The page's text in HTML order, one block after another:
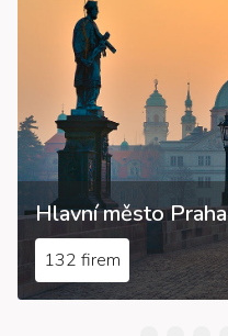
Hlavní město Praha
132 firem